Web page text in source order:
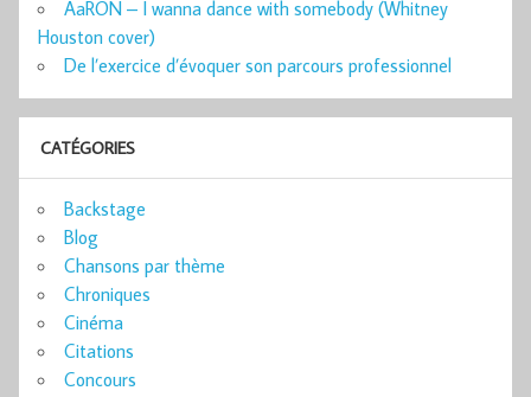
AaRON – I wanna dance with somebody (Whitney
Houston cover)
De l’exercice d’évoquer son parcours professionnel
CATÉGORIES
Backstage
Blog
Chansons par thème
Chroniques
Cinéma
Citations
Concours